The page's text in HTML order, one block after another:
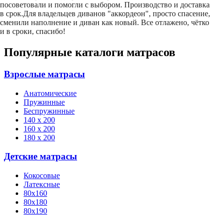
посоветовали и помогли с выбором. Производство и доставка
в срок.Для владельцев диванов "аккордеон", просто спасение,
сменили наполнение и диван как новый. Все отлажено, чётко
и в сроки, спасибо!
Популярные каталоги матрасов
Взрослые матрасы
Анатомические
Пружинные
Беспружинные
140 х 200
160 х 200
180 х 200
Детские матрасы
Кокосовые
Латексные
80х160
80х180
80х190